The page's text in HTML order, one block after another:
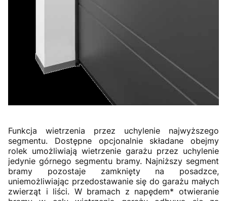
Funkcja wietrzenia przez uchylenie najwyższego
segmentu. Dostępne opcjonalnie składane obejmy
rolek umożliwiają wietrzenie garażu przez uchylenie
jedynie górnego segmentu bramy. Najniższy segment
bramy pozostaje zamknięty na posadzce,
uniemożliwiając przedostawanie się do garażu małych
zwierząt i liści. W bramach z napędem* otwieranie